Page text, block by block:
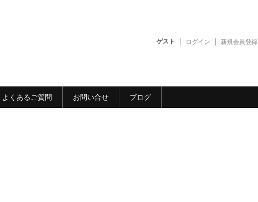
ゲスト ログイン 新規会員登録
よくあるご質問 お問い合せ ブログ